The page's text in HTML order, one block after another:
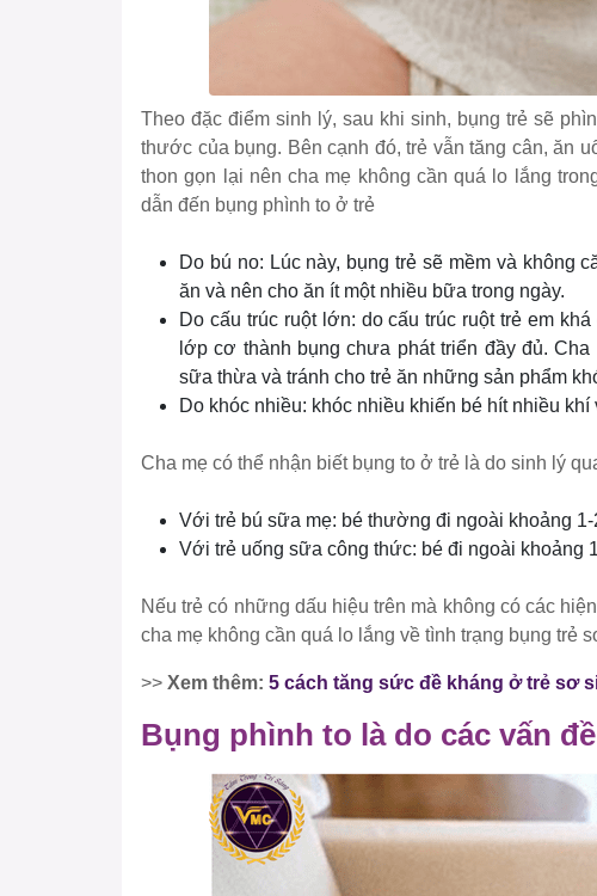
Theo đặc điểm sinh lý, sau khi sinh, bụng trẻ sẽ
thước của bụng. Bên cạnh đó, trẻ vẫn tăng cân, ăn
thon gọn lại nên cha mẹ không cần quá lo lắng
dẫn đến bụng phình to ở trẻ
Do bú no: Lúc này, bụng trẻ sẽ mềm và không
ăn và nên cho ăn ít một nhiều bữa trong ngày.
Do cấu trúc ruột lớn: do cấu trúc ruột trẻ em
lớp cơ thành bụng chưa phát triển đầy đủ.
sữa thừa và tránh cho trẻ ăn những sản phẩm
Do khóc nhiều: khóc nhiều khiến bé hít nhiều khí
Cha mẹ có thể nhận biết bụng to ở trẻ là do sinh lý
Với trẻ bú sữa mẹ: bé thường đi ngoài khoảng
Với trẻ uống sữa công thức: bé đi ngoài khoảng
Nếu trẻ có những dấu hiệu trên mà không có các
cha mẹ không cần quá lo lắng về tình trạng bụng trẻ
>> Xem thêm: 5 cách tăng sức đề kháng ở trẻ sơ
Bụng phình to là do các vấn